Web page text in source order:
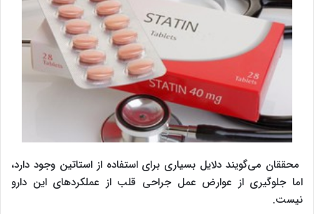
محققان می‌گویند دلایل بسیاری برای استفاده از استاتین وجود دارد،
اما جلوگیری از عوارض عمل جراحی قلب از عملکردهای این دارو
نیست.